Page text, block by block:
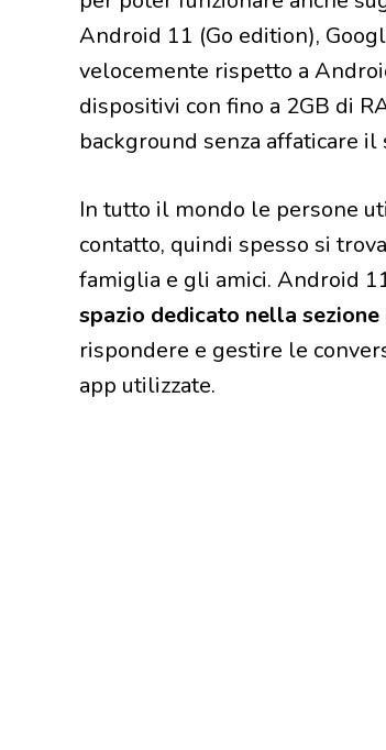
Android 11 (Go edition),
velocemente rispetto a
dispositivi con fino a 2GB di
background senza affaticare il
In tutto il mondo le persone
contatto, quindi spesso si
famiglia e gli amici. Android
spazio dedicato nella
rispondere e gestire le
app utilizzate.